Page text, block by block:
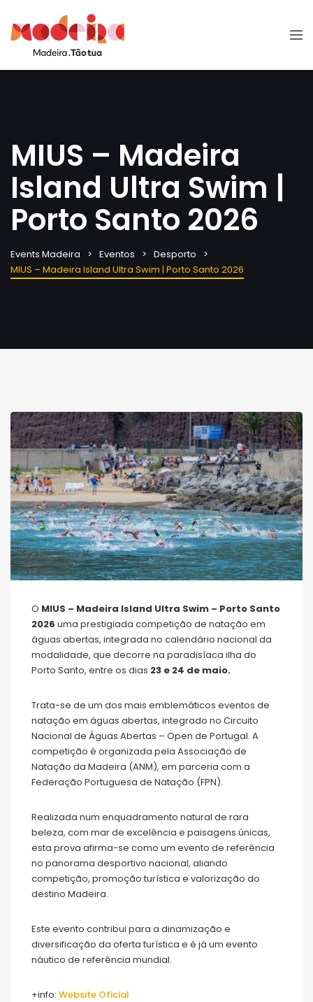
MIUS – Madeira
Island Ultra Swim |
Porto Santo 2026
Events Madeira Eventos
Desporto
MIUS – Madeira Island Ultra Swim | Porto Santo 2026
O MIUS – Madeira Island Ultra Swim – Porto Santo
2026 uma prestigiada competição de natação em
águas abertas, integrada no calendário nacional da
modalidade, que decorre na paradisíaca ilha do
Porto Santo, entre os dias 23 e 24 de maio.
Trata-se de um dos mais emblemáticos eventos de
natação em águas abertas, integrado no Circuito
Nacional de Águas Abertas – Open de Portugal. A
competição é organizada pela Associação de
Natação da Madeira (ANM), em parceria com a
Federação Portuguesa de Natação (FPN).
Realizada num enquadramento natural de rara
beleza, com mar de excelência e paisagens únicas,
esta prova afirma-se como um evento de referência
no panorama desportivo nacional, aliando
competição, promoção turística e valorização do
destino Madeira.
Este evento contribui para a dinamização e
diversificação da oferta turística e é já um evento
náutico de referência mundial.
+info: Website Oficial